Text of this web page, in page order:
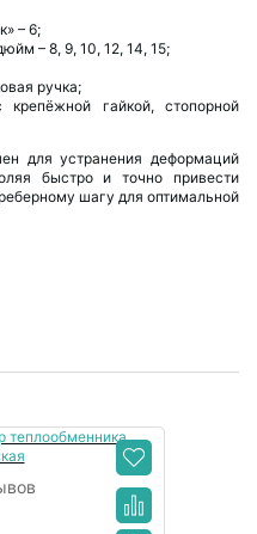
– 6;
– 8, 9, 10, 12, 14, 15;
ручка;
гайкой, стопорной
для устранения деформаций
быстро и точно привести
шагу для оптимальной